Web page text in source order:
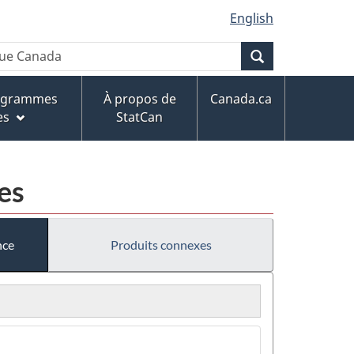
English
À propos de
StatCan
Canada.ca
Produits connexes